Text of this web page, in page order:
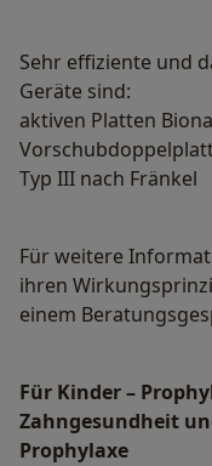
Sehr effiziente und
Geräte sind:
aktiven Platten
Typ III nach Fränkel
Für weitere
ihren
einem
Für Kinder –
Zahngesundheit
Prophylaxe